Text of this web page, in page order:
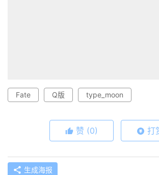
Fate Q版 type_moon
赞 (0) 打
生成海报